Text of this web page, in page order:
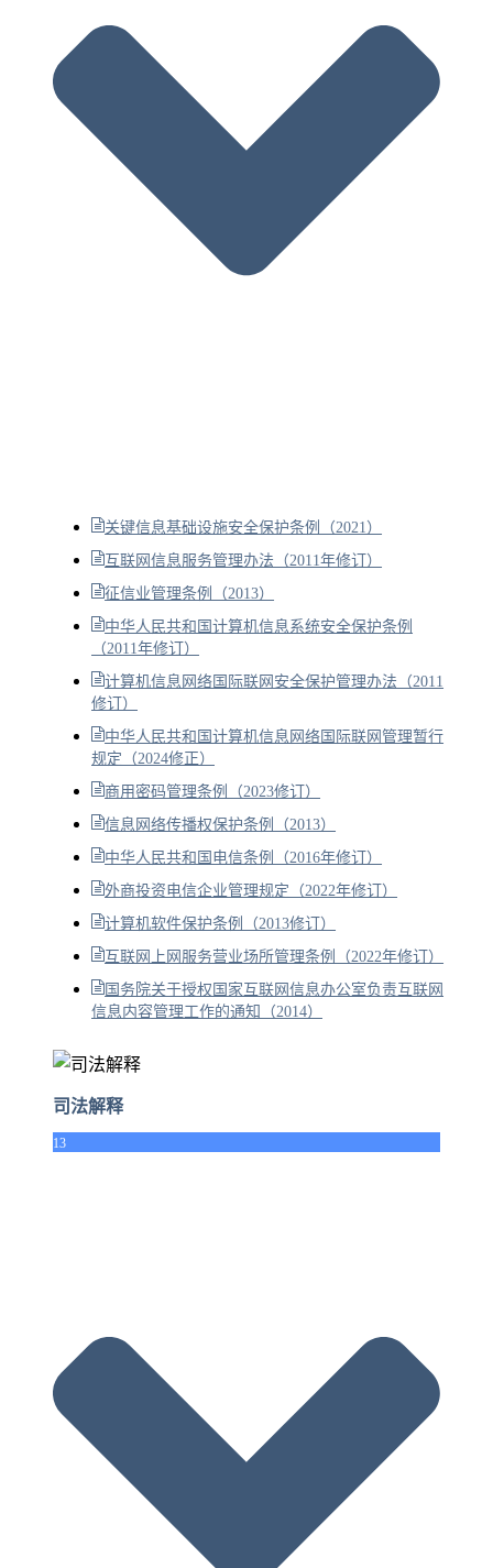
关键信息基础设施安全保护条例（2021）
互联网信息服务管理办法（2011年修订）
征信业管理条例（2013）
中华人民共和国计算机信息系统安全保护条例
（2011年修订）
计算机信息网络国际联网安全保护管理办法（2011
修订）
中华人民共和国计算机信息网络国际联网管理暂行
规定（2024修正）
商用密码管理条例（2023修订）
信息网络传播权保护条例（2013）
中华人民共和国电信条例（2016年修订）
外商投资电信企业管理规定（2022年修订）
计算机软件保护条例（2013修订）
互联网上网服务营业场所管理条例（2022年修订）
国务院关于授权国家互联网信息办公室负责互联网
信息内容管理工作的通知（2014）
司法解释
13